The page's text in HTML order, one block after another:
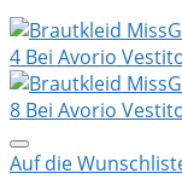
Auf die